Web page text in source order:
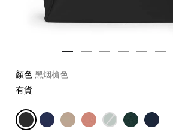
顏色 黑烟槍色
有貨